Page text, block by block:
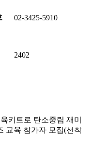
02-3425-5910
2402
키트로 탄소중립 재미
교육 참가자 모집(선착